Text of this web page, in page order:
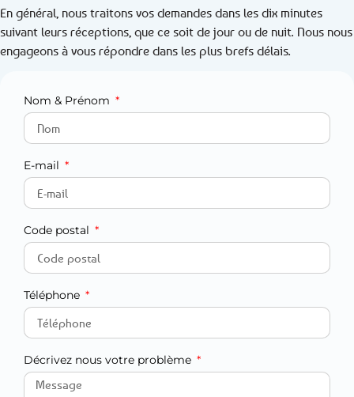
En général, nous traitons vos demandes dans les dix minutes
suivant leurs réceptions, que ce soit de jour ou de nuit. Nous nous
engageons à vous répondre dans les plus brefs délais.
Nom & Prénom
E-mail
Code postal
Téléphone
Décrivez nous votre problème